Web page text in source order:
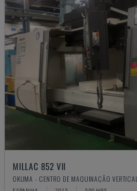
MILLAC 852 VII
OKUMA - CENTRO DE MAQUINAÇÃO VERTICAL